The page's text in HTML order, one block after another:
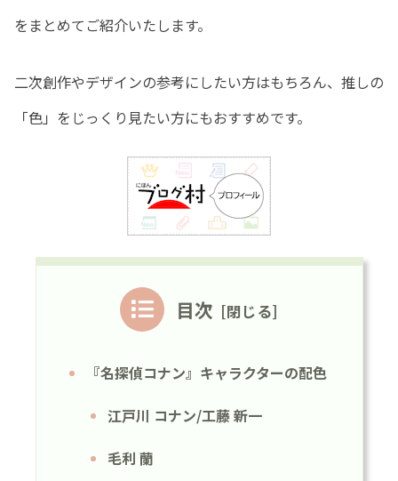
をまとめてご紹介いたします。
二次創作やデザインの参考にしたい方はもちろん、推しの
「色」をじっくり見たい方にもおすすめです。
目次
『名探偵コナン』キャラクターの配色
江戸川 コナン/工藤 新一
毛利 蘭